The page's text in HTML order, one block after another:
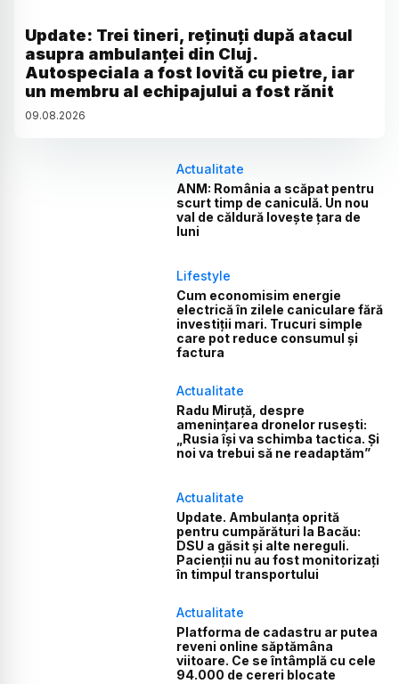
Update: Trei tineri, reținuți după atacul
asupra ambulanței din Cluj.
Autospeciala a fost lovită cu pietre, iar
un membru al echipajului a fost rănit
09.08.2026
Actualitate
ANM: România a scăpat pentru
scurt timp de caniculă. Un nou
val de căldură lovește țara de
luni
Lifestyle
Cum economisim energie
electrică în zilele caniculare fără
investiții mari. Trucuri simple
care pot reduce consumul și
factura
Actualitate
Radu Miruță, despre
amenințarea dronelor rusești:
„Rusia își va schimba tactica. Și
noi va trebui să ne readaptăm”
Actualitate
Update. Ambulanța oprită
pentru cumpărături la Bacău:
DSU a găsit și alte nereguli.
Pacienții nu au fost monitorizați
în timpul transportului
Actualitate
Platforma de cadastru ar putea
reveni online săptămâna
viitoare. Ce se întâmplă cu cele
94.000 de cereri blocate